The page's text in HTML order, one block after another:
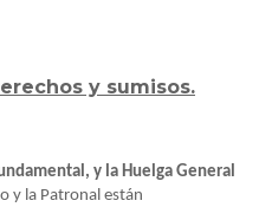
y sumisos.
y la Huelga General
y la Patronal están